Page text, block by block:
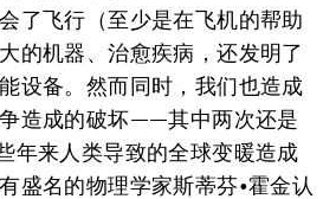
了飞行（至少是在飞机的帮助
的机器、治愈疾病，还发明了
设备。然而同时，我们也造成
造成的破坏——其中两次还是
来人类导致的全球变暖造成
盛名的物理学家斯蒂芬•霍金认